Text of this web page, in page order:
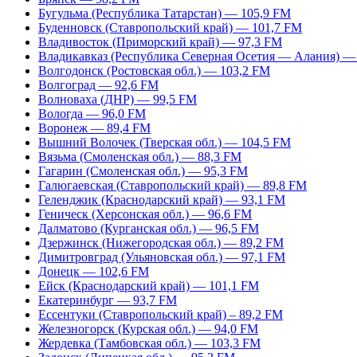
Бугульма (Республика Татарстан) — 105,9 FM
Буденновск (Ставропольский край) — 101,7 FM
Владивосток (Приморский край) — 97,3 FM
Владикавказ (Республика Северная Осетия — Алания)
Волгодонск (Ростовская обл.) — 103,2 FM
Волгоград — 92,6 FM
Волноваха (ДНР) — 99,5 FM
Вологда — 96,0 FM
Воронеж — 89,4 FM
Вышний Волочек (Тверская обл.) — 104,5 FM
Вязьма (Смоленская обл.) — 88,3 FM
Гагарин (Смоленская обл.) — 95,3 FM
Галюгаевская (Ставропольский край) — 89,8 FM
Геленджик (Краснодарский край) — 93,1 FM
Геническ (Херсонская обл.) — 96,6 FM
Далматово (Курганская обл.) — 96,5 FM
Дзержинск (Нижегородская обл.) — 89,2 FM
Димитровград (Ульяновская обл.) — 97,1 FM
Донецк — 102,6 FM
Ейск (Краснодарский край) — 101,1 FM
Екатеринбург — 93,7 FM
Ессентуки (Ставропольский край) – 89,2 FM
Железногорск (Курская обл.) — 94,0 FM
Жердевка (Тамбовская обл.) — 103,3 FM